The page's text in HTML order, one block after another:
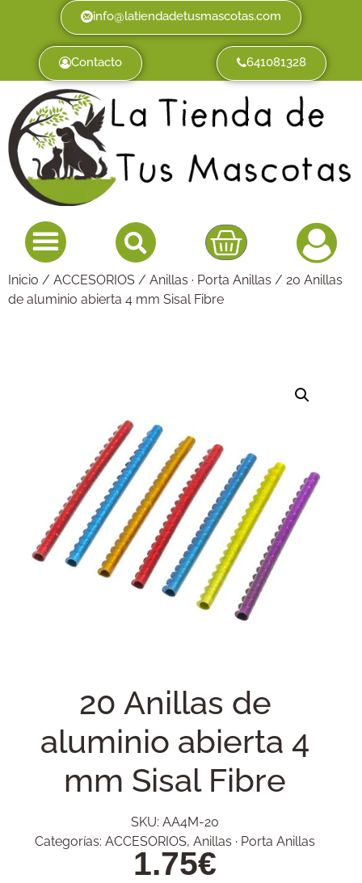
info@latiendadetusmascotas.com
Contacto 641081328
Inicio / ACCESORIOS / Anillas · Porta Anillas / 20 Anillas
de aluminio abierta 4 mm Sisal Fibre
20 Anillas de
aluminio abierta 4
mm Sisal Fibre
SKU: AA4M-20
Categorías: ACCESORIOS, Anillas · Porta Anillas
1.75€